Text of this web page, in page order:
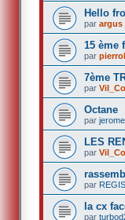
Hello
parargus
15 ème
par
7ème
par
Octane
par
LES
par
par
la cx
par